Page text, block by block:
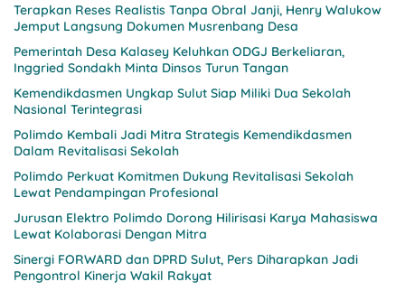
Terapkan Reses Realistis Tanpa Obral Janji, Henry Walukow
Jemput Langsung Dokumen Musrenbang Desa
Pemerintah Desa Kalasey Keluhkan ODGJ Berkeliaran,
Inggried Sondakh Minta Dinsos Turun Tangan
Kemendikdasmen Ungkap Sulut Siap Miliki Dua Sekolah
Nasional Terintegrasi
Polimdo Kembali Jadi Mitra Strategis Kemendikdasmen
Dalam Revitalisasi Sekolah
Polimdo Perkuat Komitmen Dukung Revitalisasi Sekolah
Lewat Pendampingan Profesional
Jurusan Elektro Polimdo Dorong Hilirisasi Karya Mahasiswa
Lewat Kolaborasi Dengan Mitra
Sinergi FORWARD dan DPRD Sulut, Pers Diharapkan Jadi
Pengontrol Kinerja Wakil Rakyat